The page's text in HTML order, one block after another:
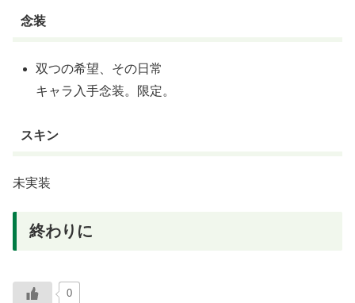
念装
双つの希望、その日常
キャラ入手念装。限定。
スキン
未実装
終わりに
0